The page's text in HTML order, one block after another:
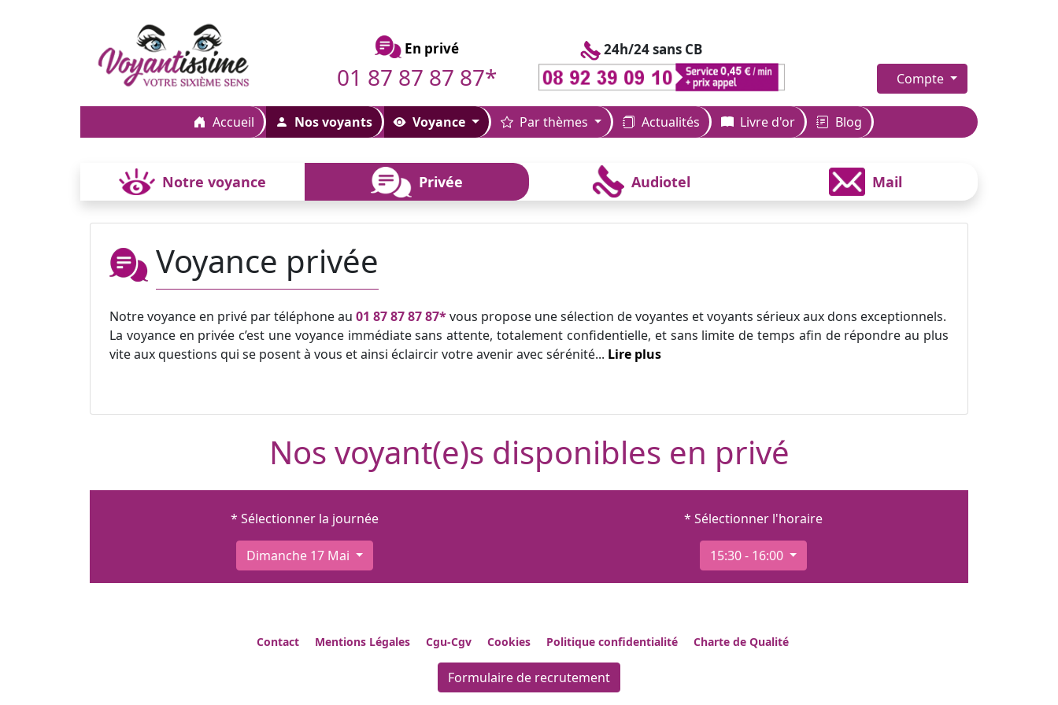
En privé
01 87 87 87 87*
24h/24 sans CB
Compte
Accueil Nos voyants Voyance Par thèmes Actualités Livre d'or Blog
Notre voyance Privée Audiotel Mail
Voyance privée
Notre voyance en privé par téléphone au 01 87 87 87 87*vous propose une sélection de voyantes et voyants sérieux aux dons exceptionnels.
La voyance en privée c’est une voyance immédiate sans attente, totalement confidentielle, et sans limite de temps afin de répondre au plus
vite aux questions qui se posent à vous et ainsi éclaircir votre avenir avec sérénité... Lire plus
Nos voyant(e)s disponibles en privé
* Sélectionner la journée
Dimanche 17 Mai
* Sélectionner l'horaire
15:30 - 16:00
Contact Mentions Légales Cgu-Cgv Cookies Politique confidentialité Charte de Qualité
Formulaire de recrutement